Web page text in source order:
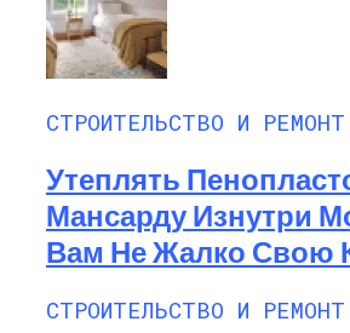
СТРОИТЕЛЬСТВО И РЕМОНТ
Утеплять
Мансарду Изнутри
Вам Не Жалко Свою
СТРОИТЕЛЬСТВО И РЕМОНТ